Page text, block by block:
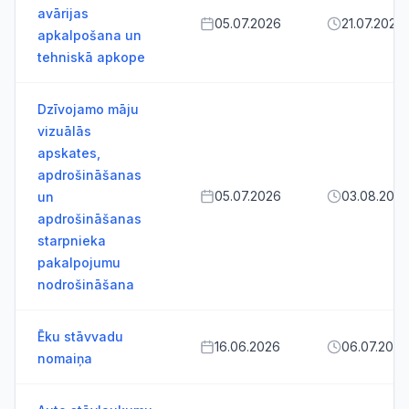
avārijas
apkalpošana un
tehniskā apkope
05.07.2026 21.07.2026
Dzīvojamo māju
vizuālās
apskates,
apdrošināšanas
un
apdrošināšanas
starpnieka
pakalpojumu
nodrošināšana
05.07.2026 03.08.2026
Ēku stāvvadu
nomaiņa
16.06.2026 06.07.2026